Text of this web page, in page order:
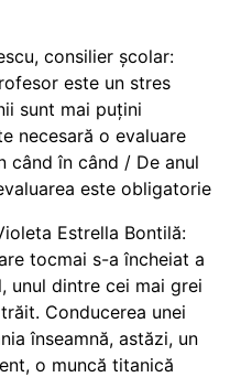
consilier școlar:
este un stres
sunt mai puțini
necesară o evaluare
când în când / De anul
este obligatorie
Estrella Bontilă:
tocmai s-a încheiat a
unul dintre cei mai grei
Conducerea unei
înseamnă, astăzi, un
o muncă titanică